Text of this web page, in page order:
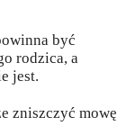
być
rodzica, a
jest.
zniszczyć mowę